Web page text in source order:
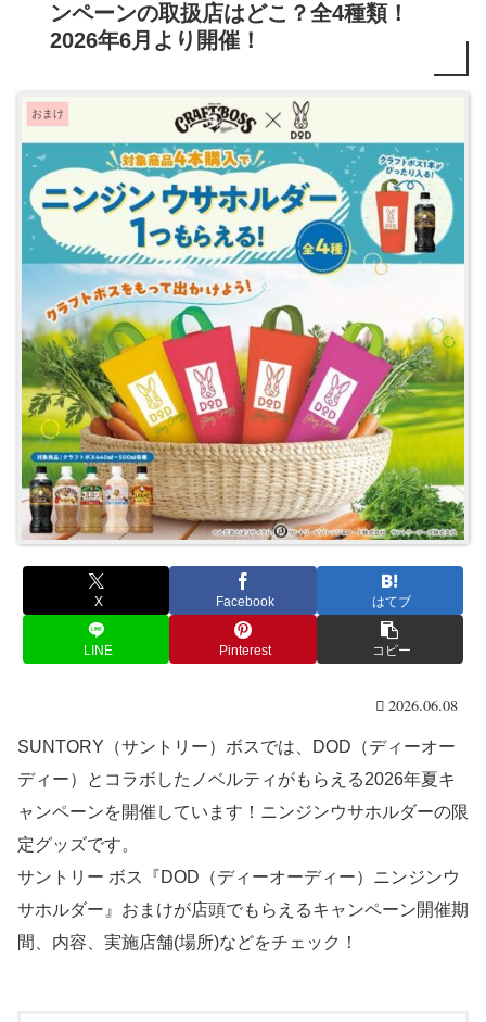
ンペーンの取扱店はどこ？全4種類！
2026年6月より開催！
おまけ
X Facebook はてブ
LINE Pinterest コピー
2026.06.08
SUNTORY（サントリー）ボスでは、DOD（ディーオー
ディー）とコラボしたノベルティがもらえる2026年夏キ
ャンペーンを開催しています！ニンジンウサホルダーの限
定グッズです。
サントリー ボス『DOD（ディーオーディー）ニンジンウ
サホルダー』おまけが店頭でもらえるキャンペーン開催期
間、内容、実施店舗(場所)などをチェック！